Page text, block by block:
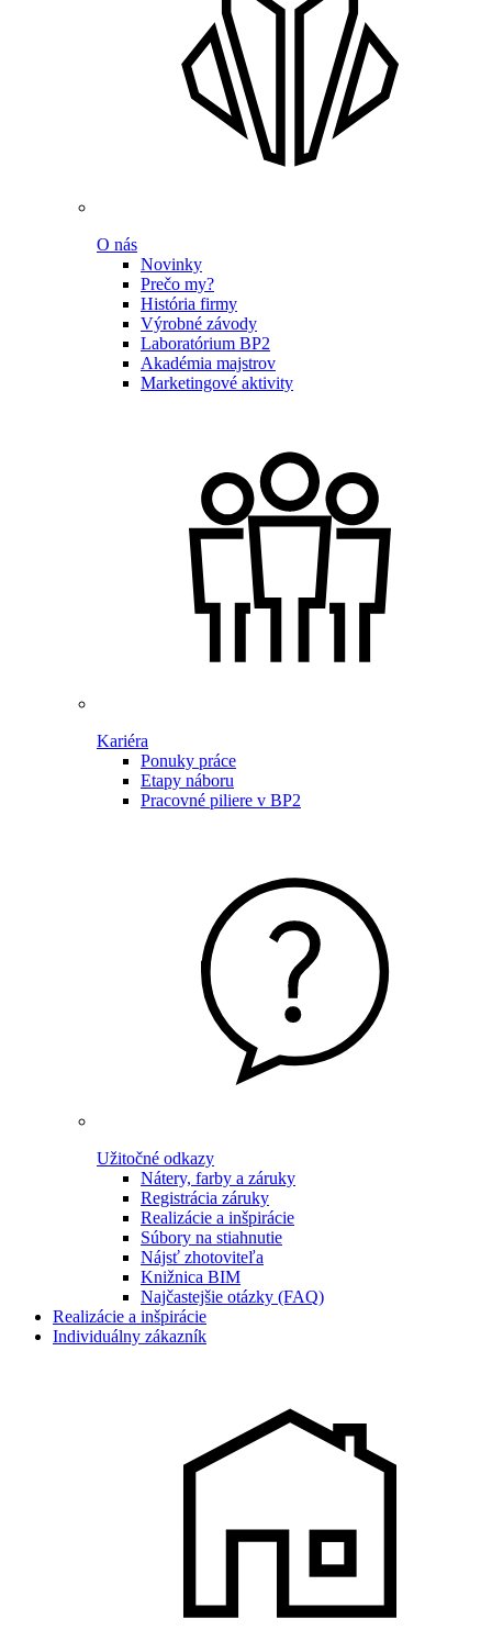
O nás
Novinky
Prečo my?
História firmy
Výrobné závody
Laboratórium BP2
Akadémia majstrov
Marketingové aktivity
Kariéra
Ponuky práce
Etapy náboru
Pracovné piliere v BP2
Užitočné odkazy
Nátery, farby a záruky
Registrácia záruky
Realizácie a inšpirácie
Súbory na stiahnutie
Nájsť zhotoviteľa
Knižnica BIM
Najčastejšie otázky (FAQ)
Realizácie a inšpirácie
Individuálny zákazník